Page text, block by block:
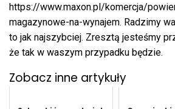
https://www.maxon.pl/komercja/
magazynowe-na-wynajem. Radzimy
to jak najszybciej. Zresztą jesteśmy
że tak w waszym przypadku będzie.
Zobacz inne artykuły